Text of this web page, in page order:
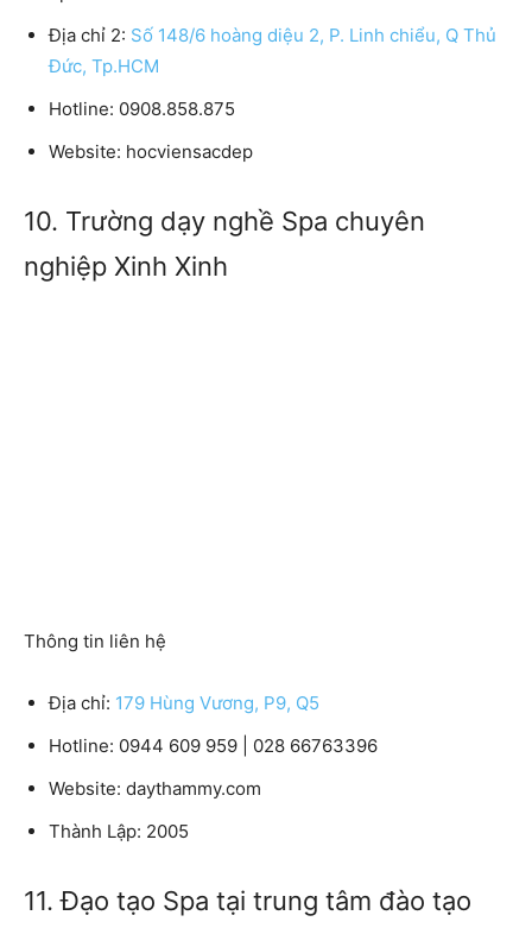
Địa chỉ 2: Số 148/6 hoàng diệu 2, P. Linh chiểu, Q Thủ
Đức, Tp.HCM
Hotline: 0908.858.875
Website: hocviensacdep
10. Trường dạy nghề Spa chuyên
nghiệp Xinh Xinh
Thông tin liên hệ
Địa chỉ: 179 Hùng Vương, P9, Q5
Hotline: 0944 609 959 | 028 66763396
Website: daythammy.com
Thành Lập: 2005
11. Đạo tạo Spa tại trung tâm đào tạo